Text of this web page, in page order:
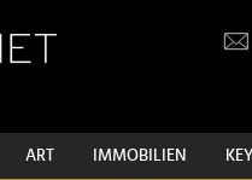
ART IMMOBILIEN